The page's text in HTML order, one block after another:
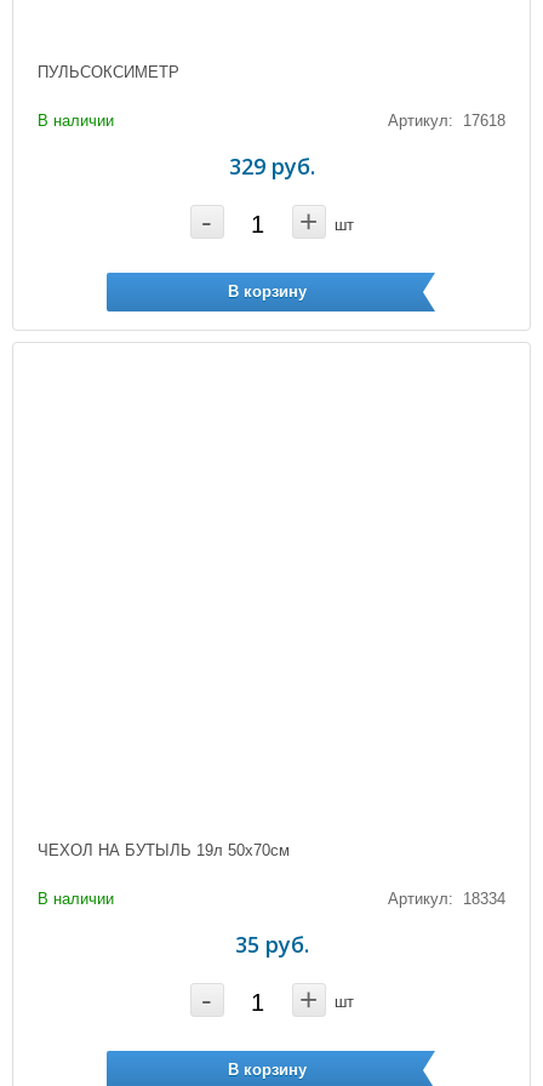
ПУЛЬСОКСИМЕТР
В наличии Артикул: 17618
329 руб.
- + шт
В корзину
ЧЕХОЛ НА БУТЫЛЬ 19л 50х70см
В наличии Артикул: 18334
35 руб.
- + шт
В корзину